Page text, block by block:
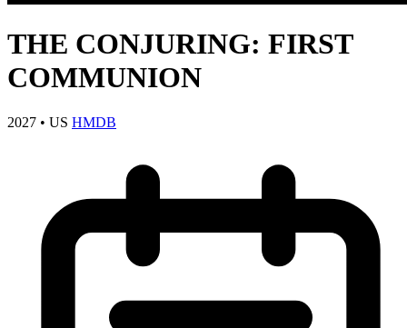
THE CONJURING: FIRST
COMMUNION
2027 • US HMDB